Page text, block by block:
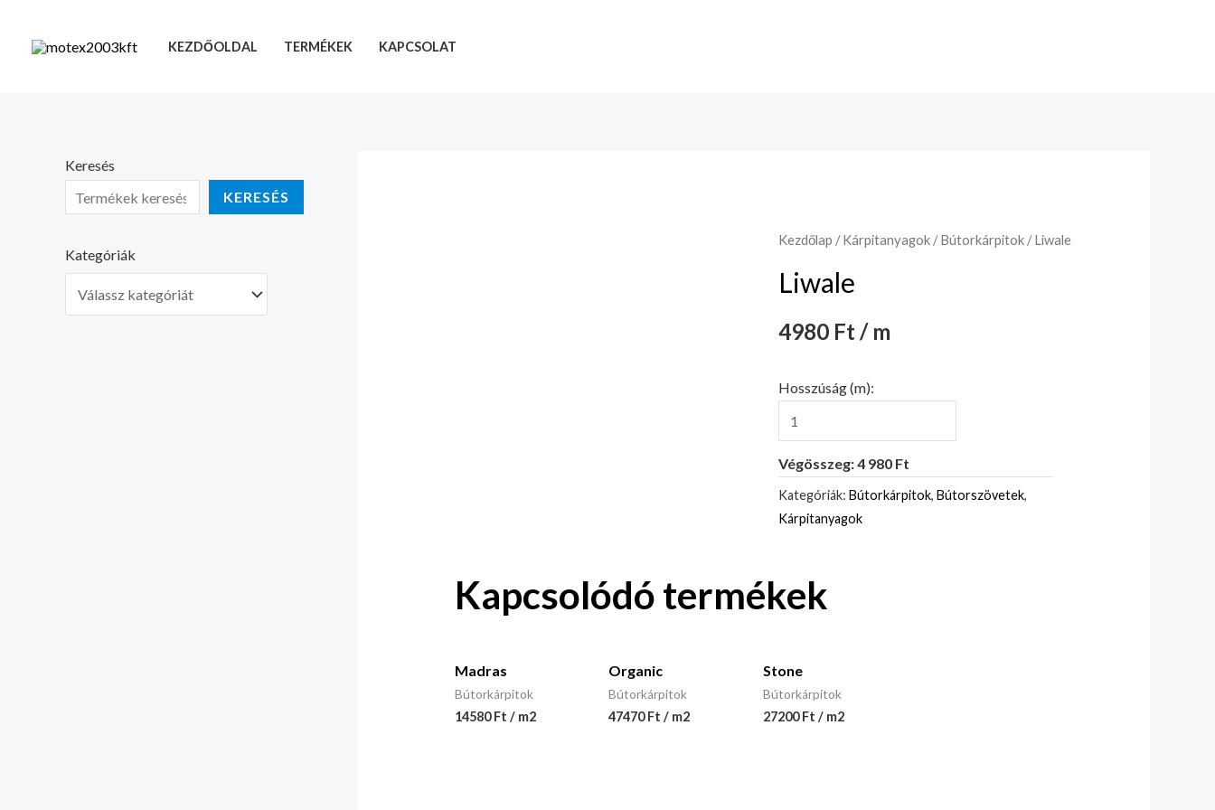
KEZDŐOLDAL TERMÉKEK KAPCSOLAT
Keresés
KERESÉS
Kategóriák
Kezdőlap /Kárpitanyagok/Bútorkárpitok/ Liwale
Liwale
4980 Ft / m
Hosszúság (m):
Végösszeg: 4 980 Ft
Kategóriák: Bútorkárpitok, Bútorszövetek,
Kárpitanyagok
Kapcsolódó termékek
Madras
Bútorkárpitok
14580 Ft / m2
Organic
Bútorkárpitok
47470 Ft / m2
Stone
Bútorkárpitok
27200 Ft / m2